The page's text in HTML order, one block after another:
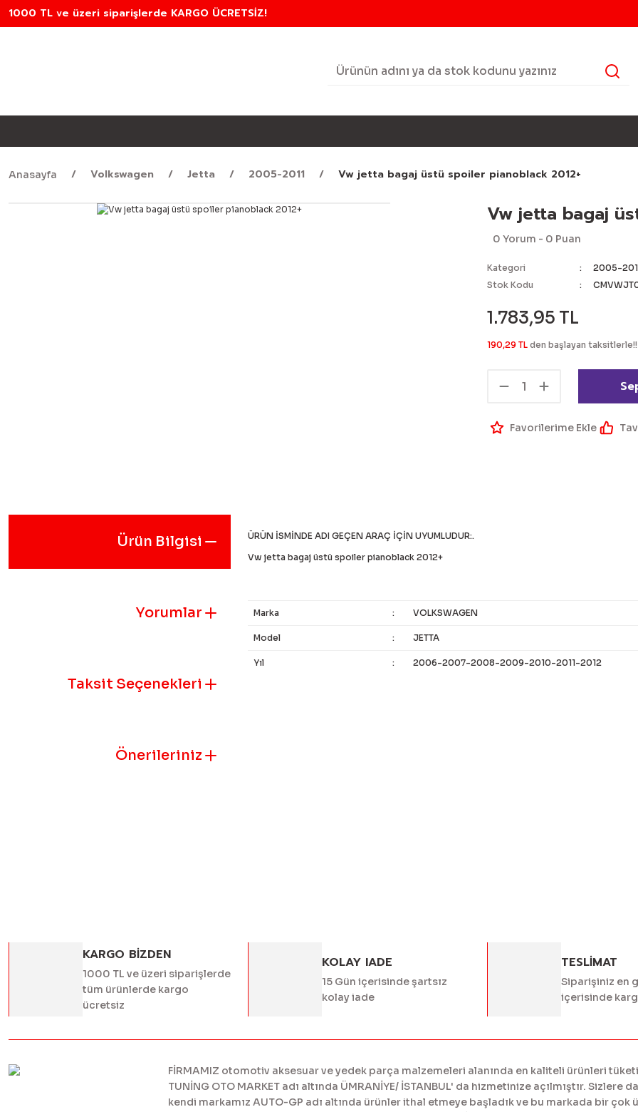
1000 TL ve üzeri siparişlerde KARGO ÜCRETSİZ!
Anasayfa Volkswagen Jetta 2005-2011 Vw jetta bagaj üstü spoiler pianoblack 2012+
Vw jetta bagaj
0 Yorum - 0 Puan
Kategori
2005-
Stok Kodu
1.783,95 TL
190,29 TL den başlayan taksitlerle!!
Ürün Bilgisi
Yorumlar
Taksit Seçenekleri
Önerileriniz
ÜRÜN İSMİNDE ADI GEÇEN ARAÇ İÇİN UYUMLUDUR:.
Vw jetta bagaj üstü spoiler pianoblack 2012+
Marka : VOLKSWAGEN
Model : JETTA
Yıl : 2006-2007-2008-2009-2010-2011-2012
Gönder
KARGO BİZDEN
1000 TL ve üzeri siparişlerde
tüm ürünlerde kargo
ücretsiz
KOLAY IADE
15 Gün içerisinde şartsız
kolay iade
TESLİMAT
Siparişiniz en
içerisinde
FİRMAMIZ otomotiv aksesuar ve yedek parça malzemeleri alanında en kaliteli ürünleri
TUNİNG OTO MARKET adı altında ÜMRANİYE/ İSTANBUL' da hizmetinize açılmıştır.
kendi markamız AUTO-GP adı altında ürünler ithal etmeye başladık ve bu markada bir çok